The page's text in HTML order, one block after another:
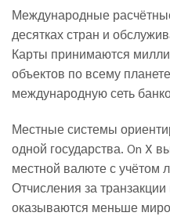
Международные
десятках стран и
Карты принимаются
объектов по всему
международную сеть
Местные системы
одной государства. On X
местной валюте с учётом
Отчисления за транзакции
оказываются меньше